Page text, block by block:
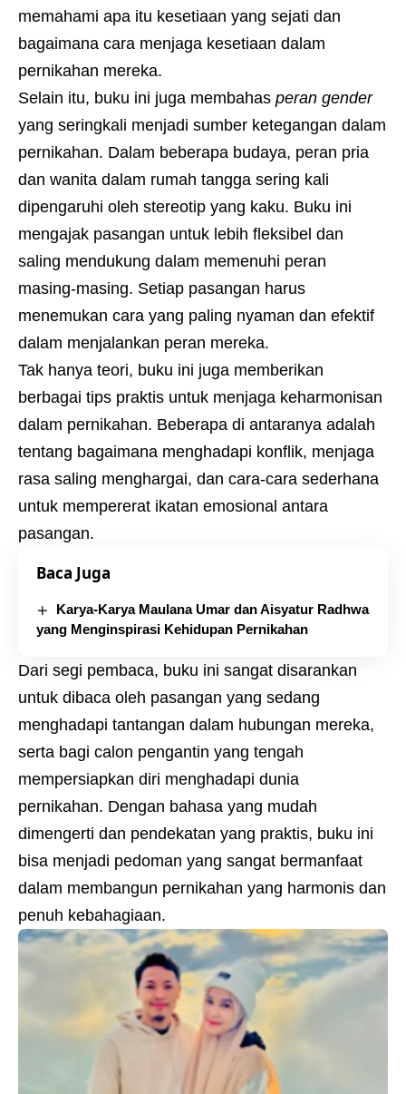
memahami apa itu kesetiaan yang sejati dan
bagaimana cara menjaga kesetiaan dalam
pernikahan mereka.
Selain itu, buku ini juga membahas peran gender
yang seringkali menjadi sumber ketegangan dalam
pernikahan. Dalam beberapa budaya, peran pria
dan wanita dalam rumah tangga sering kali
dipengaruhi oleh stereotip yang kaku. Buku ini
mengajak pasangan untuk lebih fleksibel dan
saling mendukung dalam memenuhi peran
masing-masing. Setiap pasangan harus
menemukan cara yang paling nyaman dan efektif
dalam menjalankan peran mereka.
Tak hanya teori, buku ini juga memberikan
berbagai tips praktis untuk menjaga keharmonisan
dalam pernikahan. Beberapa di antaranya adalah
tentang bagaimana menghadapi konflik, menjaga
rasa saling menghargai, dan cara-cara sederhana
untuk mempererat ikatan emosional antara
pasangan.
Baca Juga
Karya-Karya Maulana Umar dan Aisyatur Radhwa
yang Menginspirasi Kehidupan Pernikahan
Dari segi pembaca, buku ini sangat disarankan
untuk dibaca oleh pasangan yang sedang
menghadapi tantangan dalam hubungan mereka,
serta bagi calon pengantin yang tengah
mempersiapkan diri menghadapi dunia
pernikahan. Dengan bahasa yang mudah
dimengerti dan pendekatan yang praktis, buku ini
bisa menjadi pedoman yang sangat bermanfaat
dalam membangun pernikahan yang harmonis dan
penuh kebahagiaan.